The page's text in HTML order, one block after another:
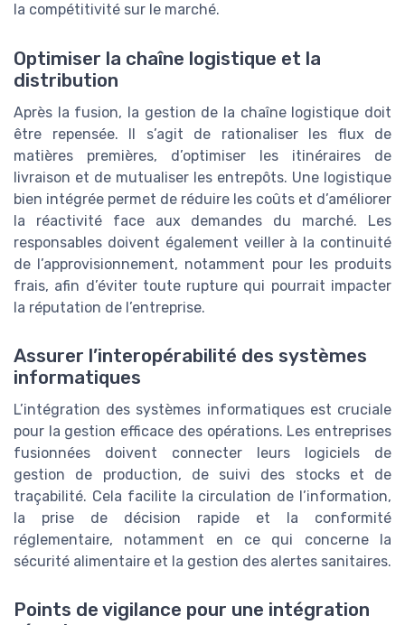
la compétitivité sur le marché.
Optimiser la chaîne logistique et la
distribution
Après la fusion, la gestion de la chaîne logistique doit
être repensée. Il s’agit de rationaliser les flux de
matières premières, d’optimiser les itinéraires de
livraison et de mutualiser les entrepôts. Une logistique
bien intégrée permet de réduire les coûts et d’améliorer
la réactivité face aux demandes du marché. Les
responsables doivent également veiller à la continuité
de l’approvisionnement, notamment pour les produits
frais, afin d’éviter toute rupture qui pourrait impacter
la réputation de l’entreprise.
Assurer l’interopérabilité des systèmes
informatiques
L’intégration des systèmes informatiques est cruciale
pour la gestion efficace des opérations. Les entreprises
fusionnées doivent connecter leurs logiciels de
gestion de production, de suivi des stocks et de
traçabilité. Cela facilite la circulation de l’information,
la prise de décision rapide et la conformité
réglementaire, notamment en ce qui concerne la
sécurité alimentaire et la gestion des alertes sanitaires.
Points de vigilance pour une intégration